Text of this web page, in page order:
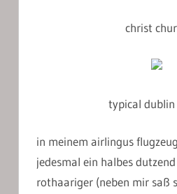
christ
typical dublin
in meinem airlingus
jedesmal ein halbes dutzend
rothaariger (neben mir saß